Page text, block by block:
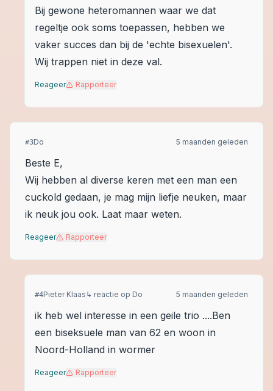
Bij gewone heteromannen waar we dat
regeltje ook soms toepassen, hebben we
vaker succes dan bij de 'echte bisexuelen'.
Wij trappen niet in deze val.
Reageer Rapporteer
#3Do 5 maanden geleden
Beste E,
Wij hebben al diverse keren met een man een
cuckold gedaan, je mag mijn liefje neuken, maar
ik neuk jou ook. Laat maar weten.
Reageer Rapporteer
#4Pieter Klaas ↳ reactie op Do 5 maanden geleden
ik heb wel interesse in een geile trio ....Ben
een biseksuele man van 62 en woon in
Noord-Holland in wormer
Reageer Rapporteer